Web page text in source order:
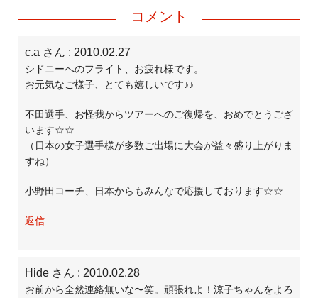
コメント
c.a さん : 2010.02.27
シドニーへのフライト、お疲れ様です。
お元気なご様子、とても嬉しいです♪♪
不田選手、お怪我からツアーへのご復帰を、おめでとうござ
います☆☆
（日本の女子選手様が多数ご出場に大会が益々盛り上がりま
すね）
小野田コーチ、日本からもみんなで応援しております☆☆
返信
Hide さん : 2010.02.28
お前から全然連絡無いな〜笑。頑張れよ！涼子ちゃんをよろ